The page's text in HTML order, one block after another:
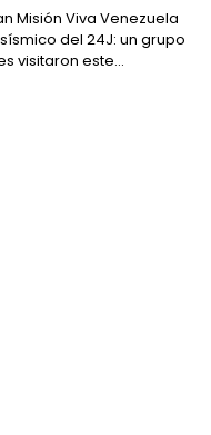
Misión Viva Venezuela
del 24J: un grupo
visitaron este...